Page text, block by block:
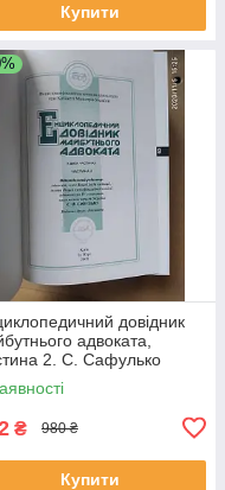
Купити
довідник
адвоката,
2. С. Сафулько
₴ 980 ₴
Купити